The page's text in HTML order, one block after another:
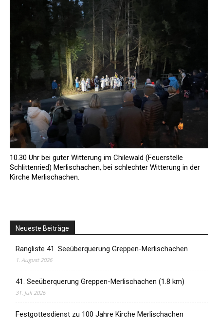
10.30 Uhr bei guter Witterung im Chilewald (Feuerstelle
Schlittenried) Merlischachen, bei schlechter Witterung in der
Kirche Merlischachen.
Neueste Beiträge
Rangliste 41. Seeüberquerung Greppen-Merlischachen
1. August 2026
41. Seeüberquerung Greppen-Merlischachen (1.8 km)
31. Juli 2026
Festgottesdienst zu 100 Jahre Kirche Merlischachen